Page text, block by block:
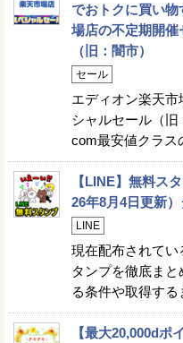
でおトクに買い
場店の不定期開
（旧：闇市）
セール
エディオン楽天
シャルセール（
com最安値クラス
【LINE】無料ス
26年8月4日更新
LINE
現在配布されてい
タンプを徹底ま
る条件や取得す
【最大20,000dポ